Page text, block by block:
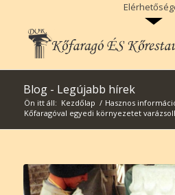
Blog - Legújabb hírek
Ön itt áll: Kezdőlap / Hasznos
Kőfaragóval egyedi környezetet